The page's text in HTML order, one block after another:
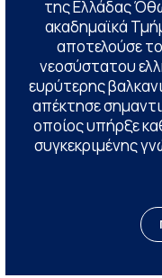
της Ελλάδας
ακαδημαϊκά
αποτελούσε
νεοσύστατου
ευρύτερης
απέκτησε
οποίος υπήρξε
συγκεκριμένης